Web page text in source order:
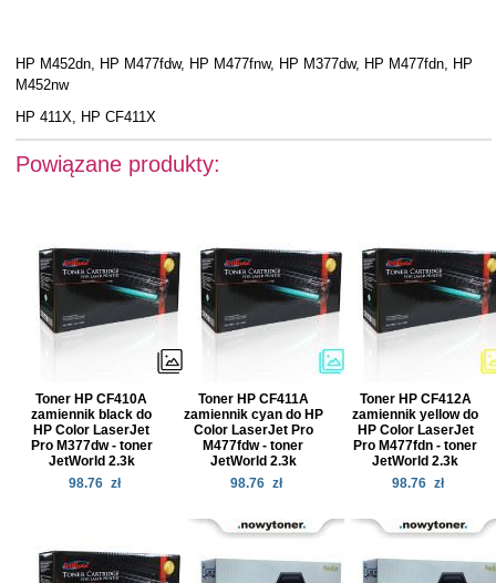
HP M452dn, HP M477fdw, HP M477fnw, HP M377dw, HP M477fdn, HP
M452nw
HP 411X, HP CF411X
Powiązane produkty:
Toner HP CF410A
zamiennik black do
HP Color LaserJet
Pro M377dw - toner
JetWorld 2.3k
98.76 zł
Toner HP CF411A
zamiennik cyan do HP
Color LaserJet Pro
M477fdw - toner
JetWorld 2.3k
98.76 zł
Toner HP CF412A
zamiennik yellow do
HP Color LaserJet
Pro M477fdn - toner
JetWorld 2.3k
98.76 zł